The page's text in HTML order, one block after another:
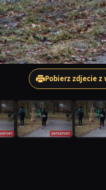
Pobierz zdjecie